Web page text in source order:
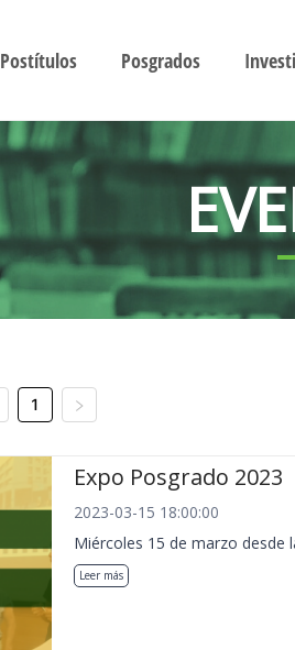
Postítulos Posgrados
1
Expo Posgrado 2023
2023-03-15 18:00:00
Miércoles 15 de marzo desde
Leer más